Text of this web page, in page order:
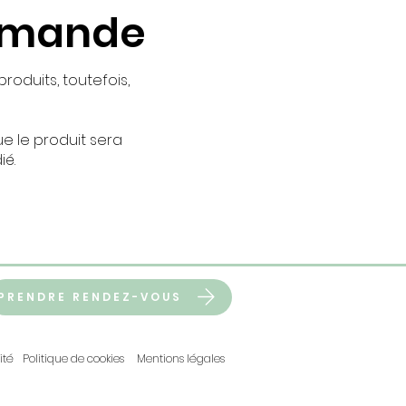
toutefois,
le produit sera
RENDEZ-VOUS
Politique de cookies Mentions légales